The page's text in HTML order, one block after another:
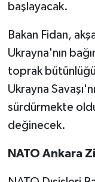
başlayacak.
Bakan Fidan,
Ukrayna'nın
toprak
Ukrayna
sürdürmekte
değinecek.
NATO Ankara